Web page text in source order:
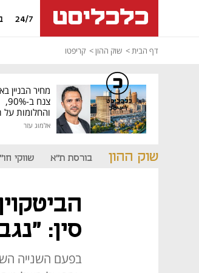
24/7
דף הבית שוק ההון קריפטו
מחיר הבניין
צנח ב-90%,
והחלומות
גבוהה התנפצו
אלמוג עזר
שוק ההון בורסת ת"א שווקי
כלכליסט
דיגיטל
סין:
בפעם השנייה